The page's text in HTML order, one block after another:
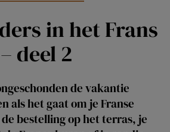
in het Frans
– deel 2
de vakantie
als het gaat om je Franse
bestelling op het terras, je